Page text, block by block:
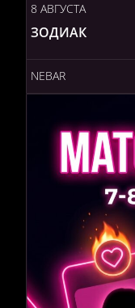
8 АВГУСТА
ЗОДИАК
NEBAR